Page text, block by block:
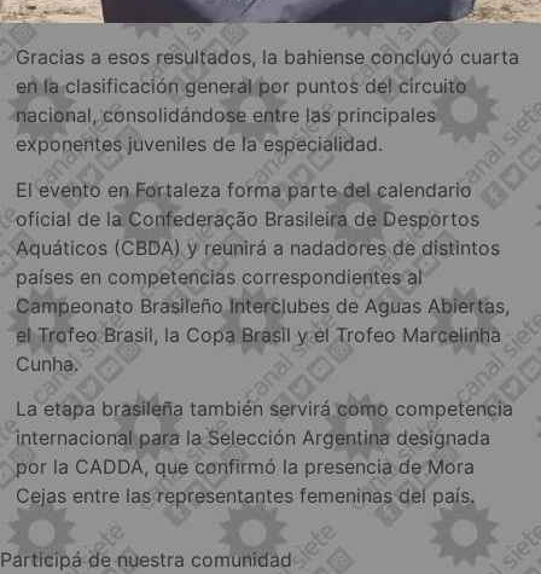
Gracias a esos resultados, la bahiense concluyó cuarta
en la clasificación general por puntos del circuito
nacional, consolidándose entre las principales
exponentes juveniles de la especialidad.
El evento en Fortaleza forma parte del calendario
oficial de la Confederação Brasileira de Desportos
Aquáticos (CBDA) y reunirá a nadadores de distintos
países en competencias correspondientes al
Campeonato Brasileño Interclubes de Aguas Abiertas,
el Trofeo Brasil, la Copa Brasil y el Trofeo Marcelinha
Cunha.
La etapa brasileña también servirá como competencia
internacional para la Selección Argentina designada
por la CADDA, que confirmó la presencia de Mora
Cejas entre las representantes femeninas del país.
Participá de nuestra comunidad